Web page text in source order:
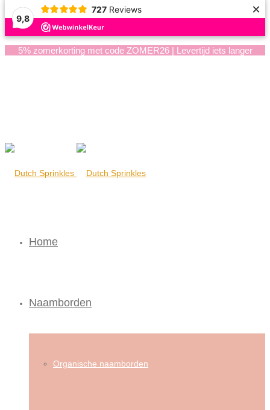
9,8
727 Reviews ×
5% zomerkorting met code ZOMER26 | Levertijd iets langer
Home
Naamborden
Organische naamborden